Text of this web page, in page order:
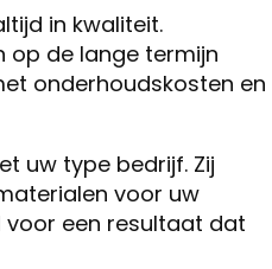
in kwaliteit.
op de lange termijn
onderhoudskosten en
uw type bedrijf. Zij
voor uw
voor een resultaat dat